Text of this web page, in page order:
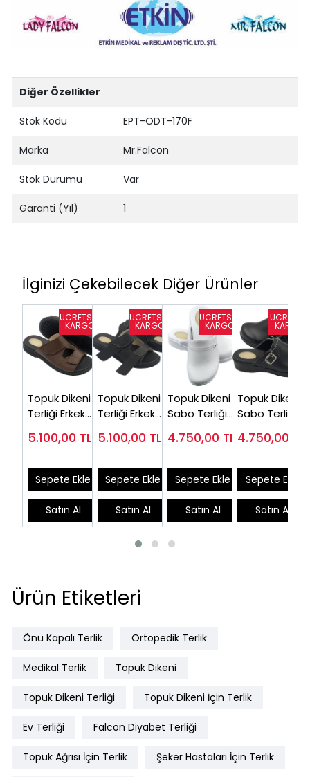
Diğer Özellikler
Stok Kodu EPT-ODT-170F
Marka Mr.Falcon
Stok Durumu Var
Garanti (Yıl) 1
İlginizi Çekebilecek Diğer Ürünler
Topuk Dikeni
Terliği Erkek
EPT14F
5.100,00 TL
Sepete Ekle
Satın Al
Topuk Dikeni
Terliği Erkek
Ayaklara
5.100,00 TL
Sepete Ekle
Satın Al
Topuk Dikeni
Sabo Terliği
4.750,00 TL
Sepete Ekle
Satın Al
Topuk Dikeni
Sabo Terliği
EPT202S (En
4.750,00
Sepete Ekle
Satın Al
Ürün Etiketleri
Önü Kapalı Terlik Ortopedik Terlik
Medikal Terlik Topuk Dikeni
Topuk Dikeni Terliği Topuk Dikeni İçin Terlik
Ev Terliği Falcon Diyabet Terliği
Topuk Ağrısı İçin Terlik Şeker Hastaları İçin Terlik